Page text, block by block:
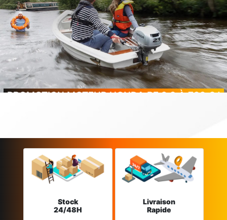
PROMOTION MOTEUR HONDA BF 2.3 À 799 € !
Stock
24/48H
Livraison
Rapide